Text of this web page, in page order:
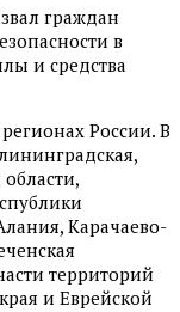
граждан
в
и средства
России. В
Карачаево-
территорий
и Еврейской